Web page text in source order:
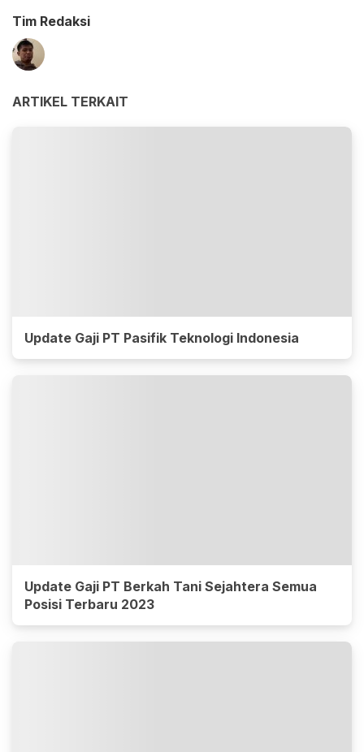
Tim Redaksi
ARTIKEL TERKAIT
Update Gaji PT Pasifik Teknologi Indonesia
Update Gaji PT Berkah Tani Sejahtera Semua
Posisi Terbaru 2023